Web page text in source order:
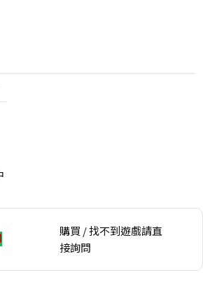
購買 / 找不到遊戲請直
接詢問